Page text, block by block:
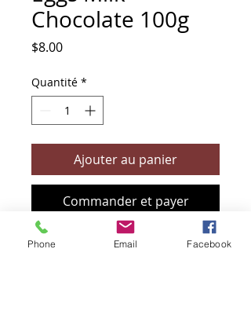
Chocolate 100g
$8.00Prix
Quantité *
Ajouter au panier
Commander et payer
Phone Email Facebook